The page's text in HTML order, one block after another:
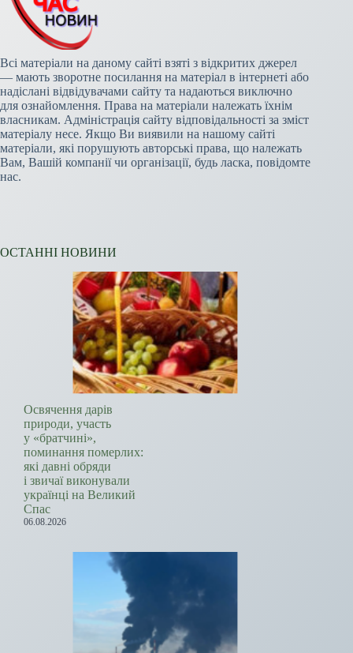
Всі матеріали на даному сайті взяті з відкритих джерел
— мають зворотне посилання на матеріал в інтернеті або
надіслані відвідувачами сайту та надаються виключно
для ознайомлення. Права на матеріали належать їхнім
власникам. Адміністрація сайту відповідальності за зміст
матеріалу несе. Якщо Ви виявили на нашому сайті
матеріали, які порушують авторські права, що належать
Вам, Вашій компанії чи організації, будь ласка, повідомте
нас.
ОСТАННІ НОВИНИ
Освячення дарів
природи, участь
у «братчині»,
поминання померлих:
які давні обряди
і звичаї виконували
українці на Великий
Спас
06.08.2026